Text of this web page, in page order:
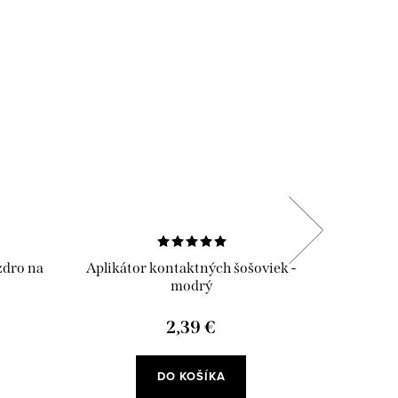
na
Aplikátor kontaktných šošoviek -
modrý
2,39 €
DO KOŠÍKA